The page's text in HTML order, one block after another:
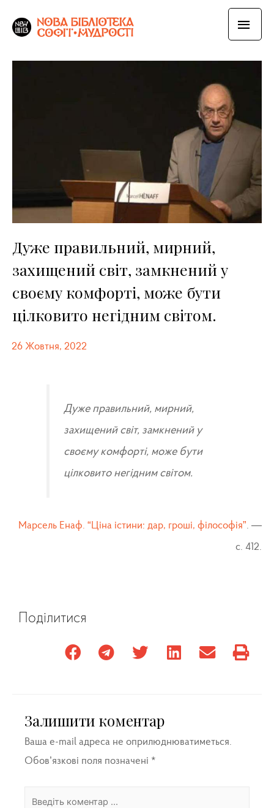
Дуже правильний, мирний,
захищений світ, замкнений у
своєму комфорті, може бути
цілковито негідним світом.
26 Жовтня, 2022
Дуже правильний, мирний,
захищений світ, замкнений у
своєму комфорті, може бути
цілковито негідним світом.
Марсель Енаф. “Ціна істини: дар, гроші, філософія”. —
с. 412.
Поділитися
Залишити коментар
Ваша e-mail адреса не оприлюднюватиметься.
Обов’язкові поля позначені *